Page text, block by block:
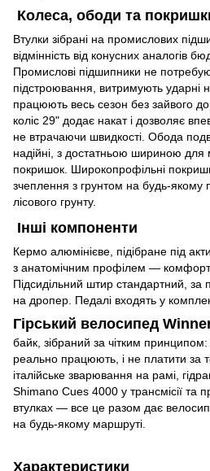
Колеса, ободи та
Втулки зібрані на промислових
відмінність від конусних аналогів
Промислові підшипники не
підстроювання, витримують ударні
працюють весь сезон без зайвого
коліс 29" додає накат і дозволяє
не втрачаючи швидкості. Обода
надійні, з достатньою шириною для
покришок. Широкопрофільні
зчеплення з грунтом на будь-якому
лісового грунту.
Інші компоненти
Кермо алюмінієве, підібране під
з анатомічним профілем —
Підсидільний штир стандартний, за
на дропер. Педалі входять у
Гірський велосипед
байк, зібраний за чітким
реально працюють, і не платити за
італійське зварювання на рамі,
Shimano Cues 4000 у трансмісії та
втулках — все це разом дає
на будь-якому маршруті.
Характеристики